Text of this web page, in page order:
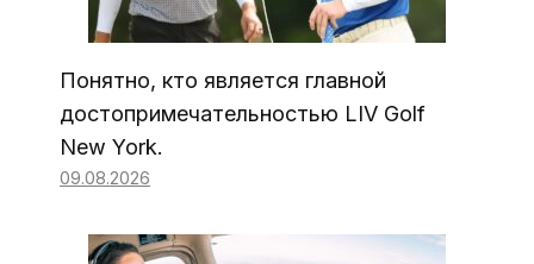
Понятно, кто является главной
достопримечательностью LIV Golf
New York.
09.08.2026